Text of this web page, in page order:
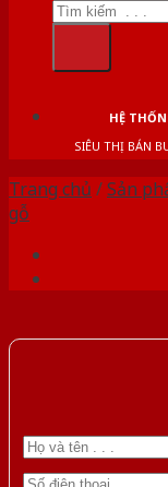
HỆ
SIÊU THỊ BÁN
Trang chủ /Sản
gỗ